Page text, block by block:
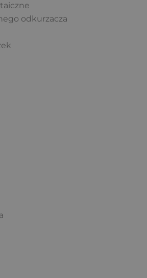
odkurzacza